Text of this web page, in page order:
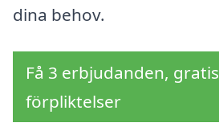
dina behov.
Få 3 erbjudanden,
förpliktelser